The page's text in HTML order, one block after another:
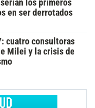
los primeros
en ser derrotados
cuatro consultoras
Milei y la crisis de